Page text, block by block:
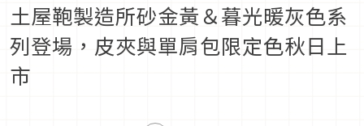
土屋鞄製造所砂金黃＆暮光暖灰色系
列登場，皮夾與單肩包限定色秋日上
市